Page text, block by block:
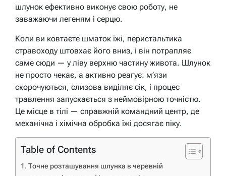
шлунок ефективно виконує свою роботу, не
заважаючи легеням і серцю.
Коли ви ковтаєте шматок їжі, перистальтика
стравоходу штовхає його вниз, і він потрапляє
саме сюди — у ліву верхню частину живота. Шлунок
не просто чекає, а активно реагує: м’язи
скорочуються, слизова виділяє сік, і процес
травлення запускається з неймовірною точністю.
Це місце в тілі — справжній командний центр, де
механічна і хімічна обробка їжі досягає піку.
Table of Contents
Точне розташування шлунка в черевній